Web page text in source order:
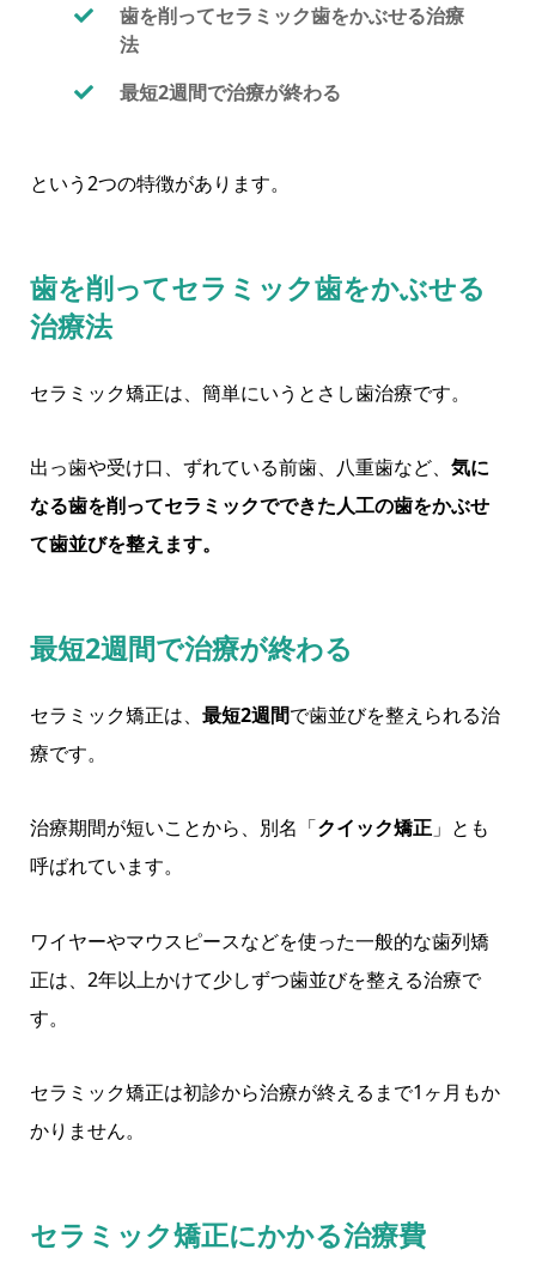
歯を削ってセラミック歯をかぶせる治療
法
最短2週間で治療が終わる
という2つの特徴があります。
歯を削ってセラミック歯をかぶせる
治療法
セラミック矯正は、簡単にいうとさし歯治療です。
出っ歯や受け口、ずれている前歯、八重歯など、 気に
なる歯を削ってセラミックでできた人工の歯をかぶせ
て歯並びを整えます。
最短2週間で治療が終わる
セラミック矯正は、 最短2週間で歯並びを整えられる治
療です。
治療期間が短いことから、別名「クイック矯正」とも
呼ばれています。
ワイヤーやマウスピースなどを使った一般的な歯列矯
正は、2年以上かけて少しずつ歯並びを整える治療で
す。
セラミック矯正は初診から治療が終えるまで1ヶ月もか
かりません。
セラミック矯正にかかる治療費